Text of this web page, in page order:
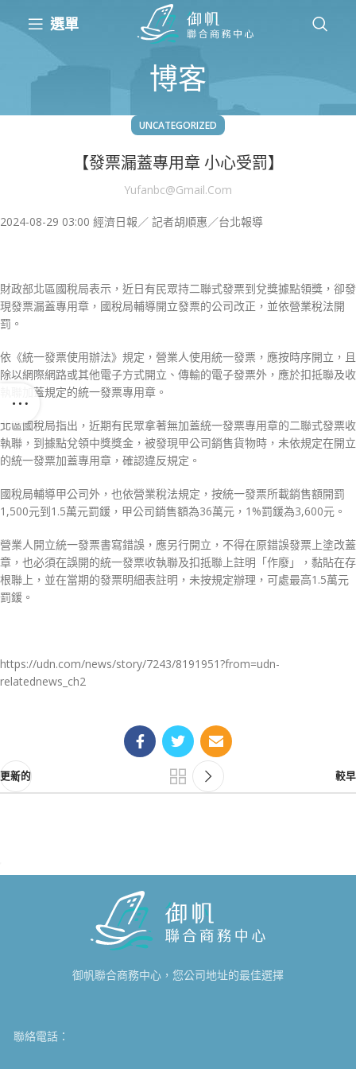
選單
博客
UNCATEGORIZED
【發票漏蓋專用章 小心受罰】
Yufanbc@gmail.com
2024-08-29 03:00 經濟日報／ 記者胡順惠／台北報導
財政部北區國稅局表示，近日有民眾持二聯式發票到兌獎據點領獎，卻發
現發票漏蓋專用章，國稅局輔導開立發票的公司改正，並依營業稅法開
罰。
依《統一發票使用辦法》規定，營業人使用統一發票，應按時序開立，且
除以網際網路或其他電子方式開立、傳輸的電子發票外，應於扣抵聯及收
執聯加蓋規定的統一發票專用章。
北區國稅局指出，近期有民眾拿著無加蓋統一發票專用章的二聯式發票收
執聯，到據點兌領中獎獎金，被發現甲公司銷售貨物時，未依規定在開立
的統一發票加蓋專用章，確認違反規定。
國稅局輔導甲公司外，也依營業稅法規定，按統一發票所載銷售額開罰
1,500元到1.5萬元罰鍰，甲公司銷售額為36萬元，1%罰鍰為3,600元。
營業人開立統一發票書寫錯誤，應另行開立，不得在原錯誤發票上塗改蓋
章，也必須在誤開的統一發票收執聯及扣抵聯上註明「作廢」，黏貼在存
根聯上，並在當期的發票明細表註明，未按規定辦理，可處最高1.5萬元
罰鍰。
https://udn.com/news/story/7243/8191951?from=udn-
relatednews_ch2
更新的 較早
御帆聯合商務中心，您公司地址的最佳選擇
聯絡電話：